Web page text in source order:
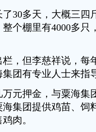
多天，大概三四
个棚里有4000多只
但李慈祥说，每
团有专业人士来指
元押金，与粟海集
集团提供鸡苗、饲
肉。